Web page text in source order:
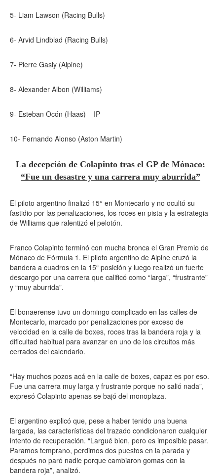
5- Liam Lawson (Racing Bulls)
6- Arvid Lindblad (Racing Bulls)
7- Pierre Gasly (Alpine)
8- Alexander Albon (Williams)
9- Esteban Ocón (Haas)__IP__
10- Fernando Alonso (Aston Martin)
La decepción de Colapinto tras el GP de Mónaco:
“Fue un desastre y una carrera muy aburrida”
El piloto argentino finalizó 15° en Montecarlo y no ocultó su
fastidio por las penalizaciones, los roces en pista y la estrategia
de Williams que ralentizó el pelotón.
Franco Colapinto terminó con mucha bronca el Gran Premio de
Mónaco de Fórmula 1. El piloto argentino de Alpine cruzó la
bandera a cuadros en la 15ª posición y luego realizó un fuerte
descargo por una carrera que calificó como “larga”, “frustrante”
y “muy aburrida”.
El bonaerense tuvo un domingo complicado en las calles de
Montecarlo, marcado por penalizaciones por exceso de
velocidad en la calle de boxes, roces tras la bandera roja y la
dificultad habitual para avanzar en uno de los circuitos más
cerrados del calendario.
“Hay muchos pozos acá en la calle de boxes, capaz es por eso.
Fue una carrera muy larga y frustrante porque no salió nada”,
expresó Colapinto apenas se bajó del monoplaza.
El argentino explicó que, pese a haber tenido una buena
largada, las características del trazado condicionaron cualquier
intento de recuperación. “Largué bien, pero es imposible pasar.
Paramos temprano, perdimos dos puestos en la parada y
después no paró nadie porque cambiaron gomas con la
bandera roja”, analizó.